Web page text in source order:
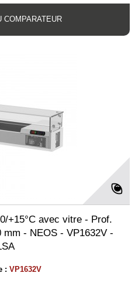
COMPARATEUR
+15°C avec vitre - Prof.
mm - NEOS - VP1632V -
: VP1632V